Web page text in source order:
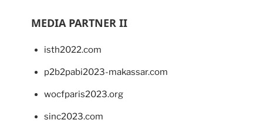
MEDIA PARTNER II
isth2022.com
p2b2pabi2023-makassar.com
wocfparis2023.org
sinc2023.com